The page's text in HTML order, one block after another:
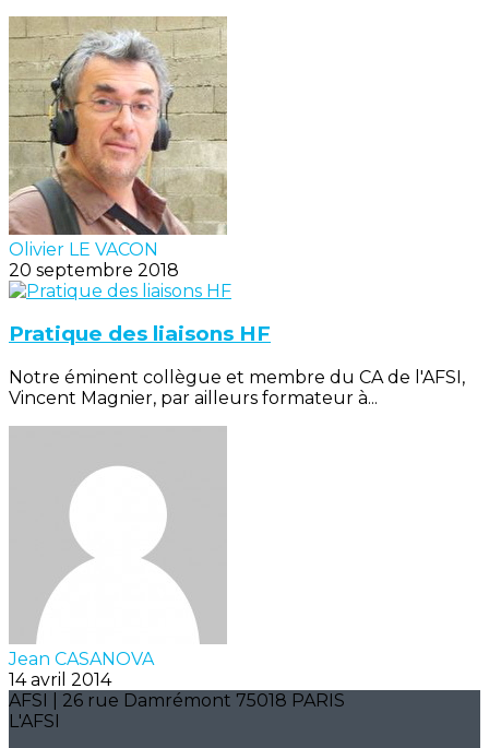
Olivier LE VACON
20 septembre 2018
Pratique des liaisons HF
Notre éminent collègue et membre du CA de l'AFSI,
Vincent Magnier, par ailleurs formateur à...
Jean CASANOVA
14 avril 2014
AFSI | 26 rue Damrémont 75018 PARIS
L'AFSI